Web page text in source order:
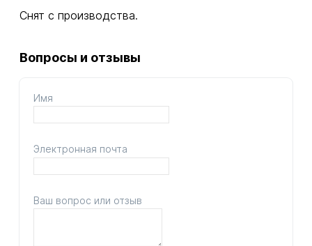
Снят с производства.
Вопросы и отзывы
Имя
Электронная почта
Ваш вопрос или отзыв